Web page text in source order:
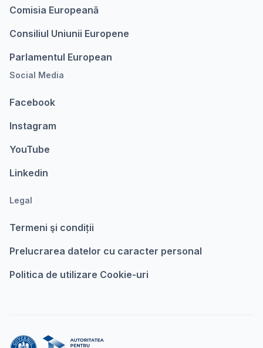
Comisia Europeanǎ
Consiliul Uniunii Europene
Parlamentul European
Social Media
Facebook
Instagram
YouTube
Linkedin
Legal
Termeni şi condiții
Prelucrarea datelor cu caracter personal
Politica de utilizare Cookie-uri